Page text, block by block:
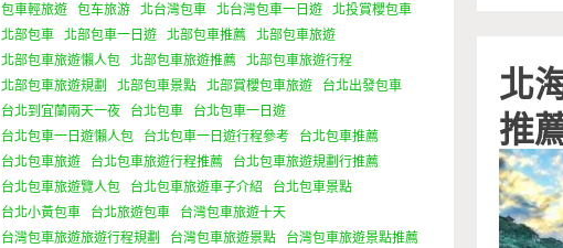
包車輕旅遊
包车旅游 北台灣包車 北台灣包車一日遊
北投賞櫻包車
北部包車
北部包車一日遊 北部包車推薦
北部包車旅遊
北部包車旅遊懶人包
北部包車旅遊推薦
北部包車旅遊行程
北部包車旅遊規劃
北部包車景點 北部賞櫻包車旅遊
台北出發包車
台北到宜蘭兩天一夜
台北包車
台北包車一日遊
台北包車一日遊懶人包
台北包車一日遊行程參考
台北包車推薦
台北包車旅遊
台北包車旅遊行程推薦
台北包車旅遊規劃行推薦
台北包車旅遊覽人包
台北包車旅遊車子介紹
台北包車景點
台北小黃包車
台北旅遊包車
台灣包車旅遊十天
台灣包車旅遊旅遊行程規劃
台灣包車旅遊景點
台灣包車旅遊景點推薦
北
推